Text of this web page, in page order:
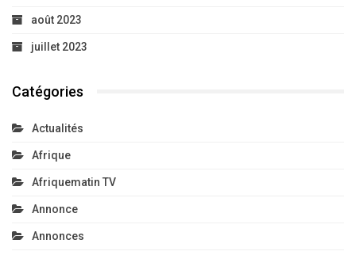
août 2023
juillet 2023
Catégories
Actualités
Afrique
Afriquematin TV
Annonce
Annonces